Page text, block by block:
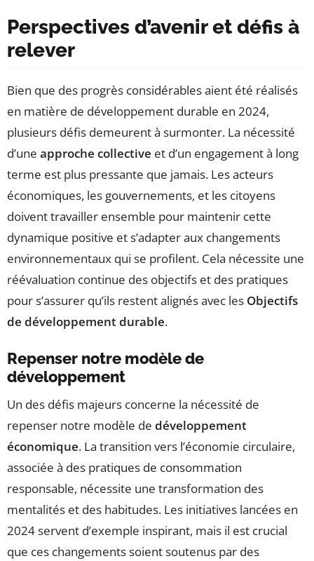
Perspectives d’avenir et défis à
relever
Bien que des progrès considérables aient été réalisés
en matière de développement durable en 2024,
plusieurs défis demeurent à surmonter. La nécessité
d’une approche collective et d’un engagement à long
terme est plus pressante que jamais. Les acteurs
économiques, les gouvernements, et les citoyens
doivent travailler ensemble pour maintenir cette
dynamique positive et s’adapter aux changements
environnementaux qui se profilent. Cela nécessite une
réévaluation continue des objectifs et des pratiques
pour s’assurer qu’ils restent alignés avec les Objectifs
de développement durable.
Repenser notre modèle de
développement
Un des défis majeurs concerne la nécessité de
repenser notre modèle de développement
économique. La transition vers l’économie circulaire,
associée à des pratiques de consommation
responsable, nécessite une transformation des
mentalités et des habitudes. Les initiatives lancées en
2024 servent d’exemple inspirant, mais il est crucial
que ces changements soient soutenus par des